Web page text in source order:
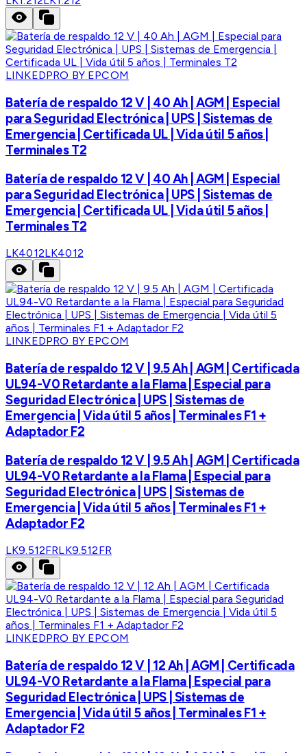
LINKEDPRO BY EPCOM
Batería de respaldo 12 V | 40 Ah | AGM | Especial
para Seguridad Electrónica | UPS | Sistemas de
Emergencia | Certificada UL | Vida útil 5 años |
Terminales T2
Batería de respaldo 12 V | 40 Ah | AGM | Especial
para Seguridad Electrónica | UPS | Sistemas de
Emergencia | Certificada UL | Vida útil 5 años |
Terminales T2
LK4012LK4012
LINKEDPRO BY EPCOM
Batería de respaldo 12 V | 9.5 Ah | AGM | Certificada
UL94-V0 Retardante a la Flama | Especial para
Seguridad Electrónica | UPS | Sistemas de
Emergencia | Vida útil 5 años | Terminales F1 +
Adaptador F2
Batería de respaldo 12 V | 9.5 Ah | AGM | Certificada
UL94-V0 Retardante a la Flama | Especial para
Seguridad Electrónica | UPS | Sistemas de
Emergencia | Vida útil 5 años | Terminales F1 +
Adaptador F2
LK9.512FRLK9.512FR
LINKEDPRO BY EPCOM
Batería de respaldo 12 V | 12 Ah | AGM | Certificada
UL94-V0 Retardante a la Flama | Especial para
Seguridad Electrónica | UPS | Sistemas de
Emergencia | Vida útil 5 años | Terminales F1 +
Adaptador F2